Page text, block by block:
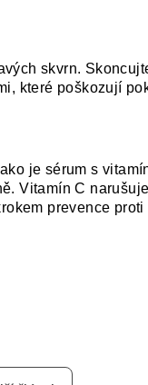
skvrn.
které poškozují
je sérum s
Vitamín C
prevence